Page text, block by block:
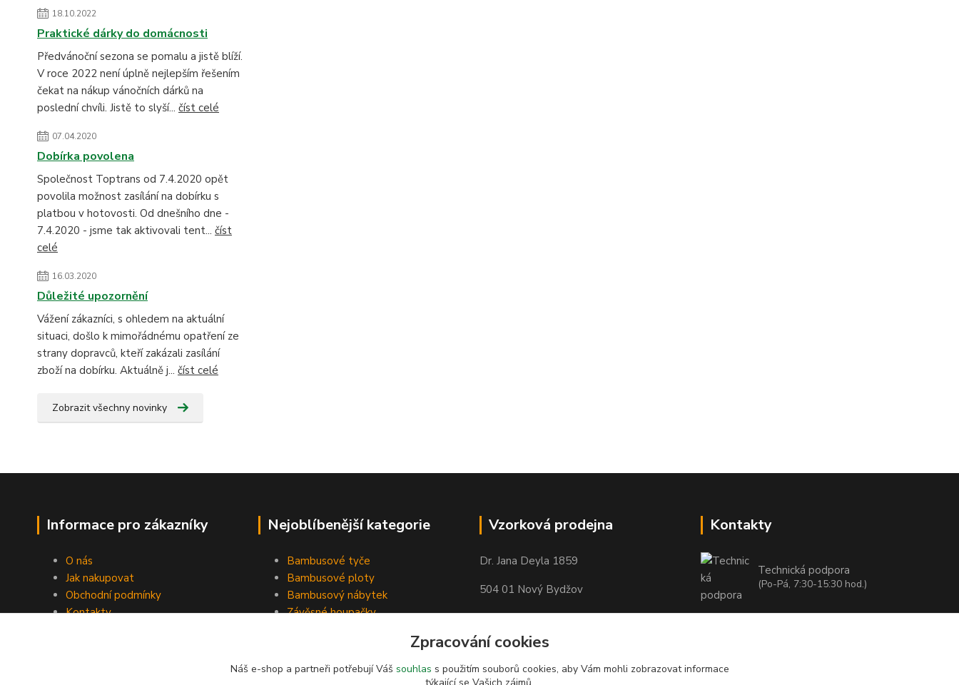
18.10.2022
Praktické dárky do domácnosti
Předvánoční sezona se pomalu a jistě blíží.
V roce 2022 není úplně nejlepším řešením
čekat na nákup vánočních dárků na
poslední chvíli. Jistě to slyší... číst celé
07.04.2020
Dobírka povolena
Společnost Toptrans od 7.4.2020 opět
povolila možnost zasílání na dobírku s
platbou v hotovosti. Od dnešního dne -
7.4.2020 - jsme tak aktivovali tent... číst
celé
16.03.2020
Důležité upozornění
Vážení zákazníci, s ohledem na aktuální
situaci, došlo k mimořádnému opatření ze
strany dopravců, kteří zakázali zasílání
zboží na dobírku. Aktuálně j... číst celé
Zobrazit všechny novinky
Informace pro zákazníky
O nás
Jak nakupovat
Obchodní podmínky
Kontakty
Nejoblíbenější kategorie
Bambusové tyče
Bambusové ploty
Bambusový nábytek
Závěsné houpačky
Vzorková prodejna
Dr. Jana Deyla 1859
504 01 Nový Bydžov
Otevírací doba:
Po - Pá 8:00 - 17:00
So - 8:00 - 17:00
Kontakty
Technická podpora
(Po-Pá, 7:30-15:30 hod.)
Zpracování cookies
Náš e-shop a partneři potřebují Váš souhlas s použitím souborů cookies, aby Vám mohli zobrazovat informace